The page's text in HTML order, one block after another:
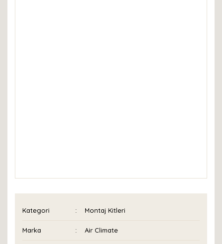
Kategori Montaj Kitleri
Marka Air Climate